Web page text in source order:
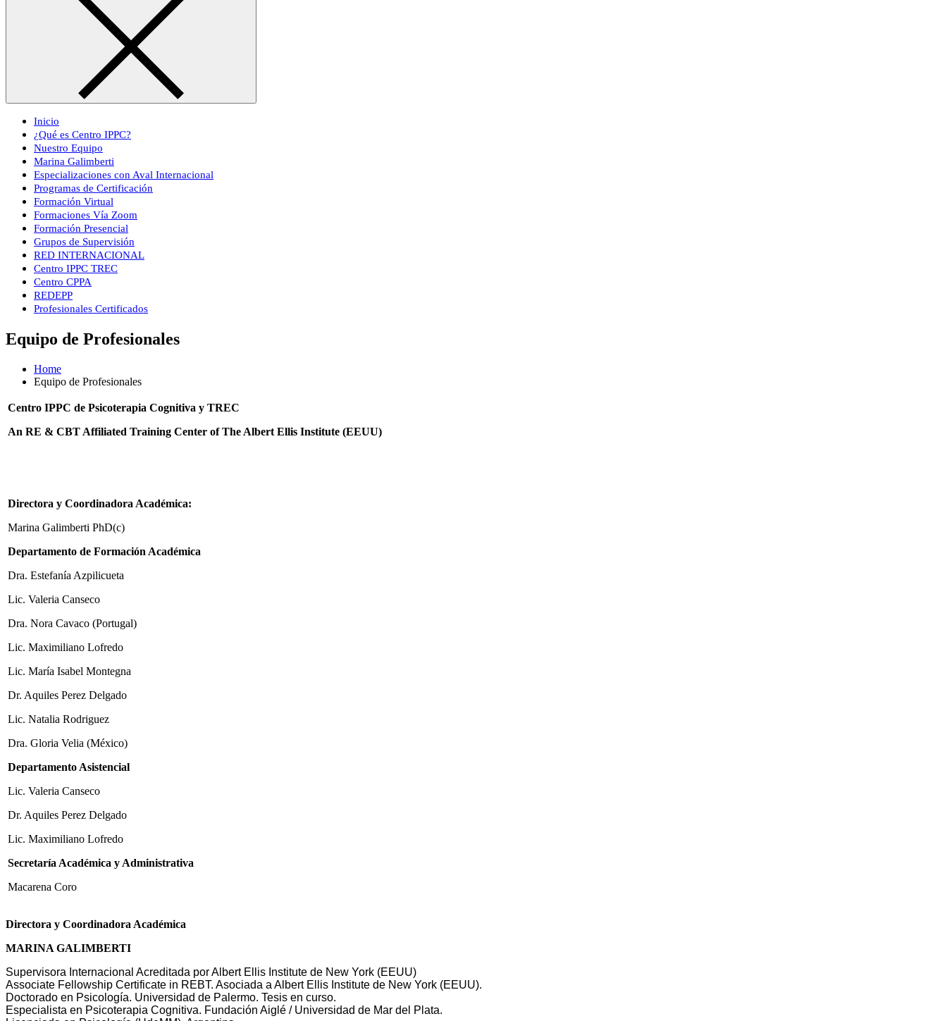
Inicio
¿Qué es Centro IPPC?
Nuestro Equipo
Marina Galimberti
Especializaciones con Aval Internacional
Programas de Certificación
Formación Virtual
Formaciones Vía Zoom
Formación Presencial
Grupos de Supervisión
RED INTERNACIONAL
Centro IPPC TREC
Centro CPPA
REDEPP
Profesionales Certificados
Equipo de Profesionales
Home
Equipo de Profesionales
Centro IPPC de Psicoterapia Cognitiva y TREC
An RE & CBT Affiliated Training Center of The Albert Ellis Institute (EEUU)
Directora y Coordinadora Académica:
Marina Galimberti PhD(c)
Departamento de Formación Académica
Dra. Estefanía Azpilicueta
Lic. Valeria Canseco
Dra. Nora Cavaco (Portugal)
Lic. Maximiliano Lofredo
Lic. María Isabel Montegna
Dr. Aquiles Perez Delgado
Lic. Natalia Rodriguez
Dra. Gloria Velia (México)
Departamento Asistencial
Lic. Valeria Canseco
Dr. Aquiles Perez Delgado
Lic. Maximiliano Lofredo
Secretaría Académica y Administrativa
Macarena Coro
Directora y Coordinadora Académica
MARINA GALIMBERTI
Supervisora Internacional Acreditada por Albert Ellis Institute de New York (EEUU)
Associate Fellowship Certificate in REBT. Asociada a Albert Ellis Institute de New York (EEUU).
Doctorado en Psicología. Universidad de Palermo. Tesis en curso.
Especialista en Psicoterapia Cognitiva. Fundación Aiglé / Universidad de Mar del Plata.